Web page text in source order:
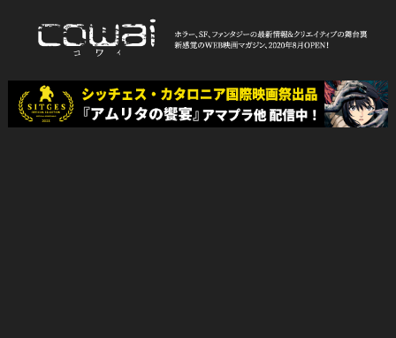
WEB映画マガジン「cowai コ
ワイ」